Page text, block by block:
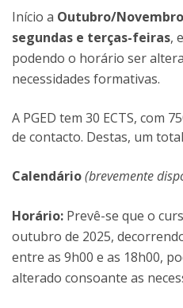
Início a Outubro/
segundas e terças-feiras,
podendo o horário ser
necessidades formativas.
A PGED tem 30 ECTS, com
de contacto. Destas, um
Calendário(brevemente
Horário: Prevê-se que o
outubro de 2025,
entre as 9h00 e as 18h00,
alterado consoante as